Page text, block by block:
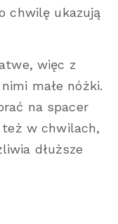
chwilę ukazują
więc z
małe nóżki.
na spacer
też w chwilach,
dłuższe